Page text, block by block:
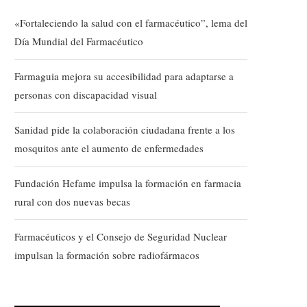
«Fortaleciendo la salud con el farmacéutico”, lema del
Día Mundial del Farmacéutico
Farmaguia mejora su accesibilidad para adaptarse a
personas con discapacidad visual
Sanidad pide la colaboración ciudadana frente a los
mosquitos ante el aumento de enfermedades
Fundación Hefame impulsa la formación en farmacia
rural con dos nuevas becas
Farmacéuticos y el Consejo de Seguridad Nuclear
impulsan la formación sobre radiofármacos